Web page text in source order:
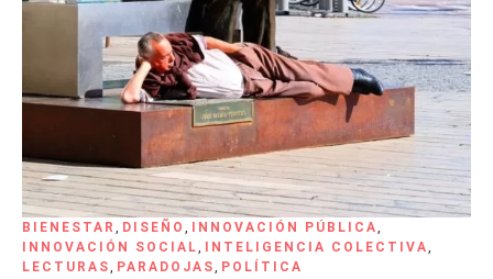
BIENESTAR , DISEÑO , INNOVACIÓN PÚBLICA,
INNOVACIÓN SOCIAL, INTELIGENCIA COLECTIVA,
LECTURAS, PARADOJAS, POLÍTICA